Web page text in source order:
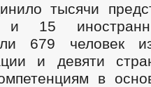
тысячи
и 15
679 человек
и девяти
в